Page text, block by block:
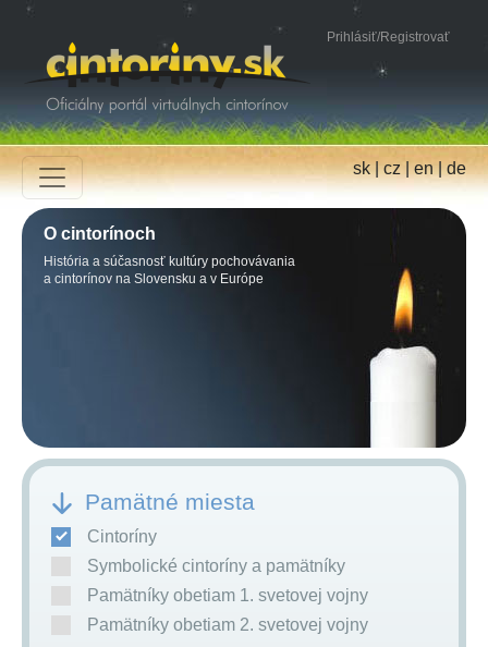
Prihlásiť/Registrovať
sk|cz|en|de
O cintorínoch
História a súčasnosť kultúry pochovávania
a cintorínov na Slovensku a v Európe
Pamätné miesta
Cintoríny
Symbolické cintoríny a pamätníky
Pamätníky obetiam 1. svetovej vojny
Pamätníky obetiam 2. svetovej vojny